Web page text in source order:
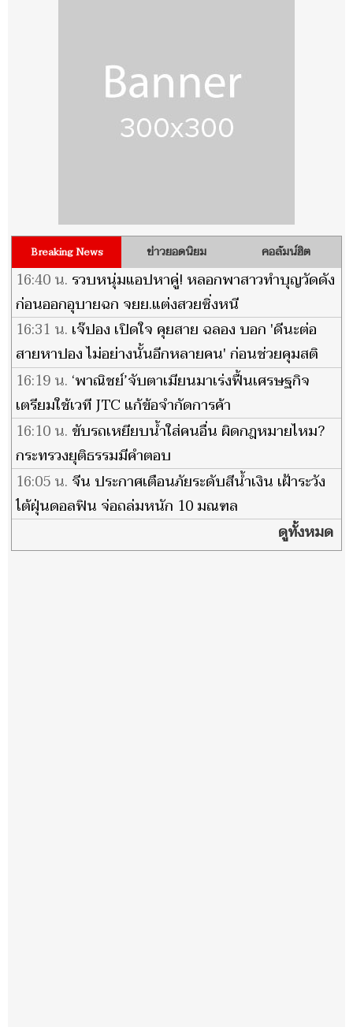
Breaking News ข่าวยอดนิยม คอลัมน์ฮิต
16:40 น. รวบหนุ่มแอปหาคู่! หลอกพาสาวทำบุญวัดดัง
ก่อนออกอุบายฉก จยย.แต่งสวยซิ่งหนี
16:31 น. เจ๊ปอง เปิดใจ คุยสาย ฉลอง บอก 'ดีนะต่อ
สายหาปอง ไม่อย่างนั้นอีกหลายคน' ก่อนช่วยคุมสติ
ปลดกระสุน-วางปืน
16:19 น. ‘พาณิชย์’จับตาเมียนมาเร่งฟื้นเศรษฐกิจ
เตรียมใช้เวที JTC แก้ข้อจำกัดการค้า
16:10 น. ขับรถเหยียบน้ำใส่คนอื่น ผิดกฎหมายไหม?
กระทรวงยุติธรรมมีคำตอบ
16:05 น. จีน ประกาศเตือนภัยระดับสีน้ำเงิน เฝ้าระวัง
ไต้ฝุ่นดอลฟิน จ่อถล่มหนัก 10 มณฑล
ดูทั้งหมด